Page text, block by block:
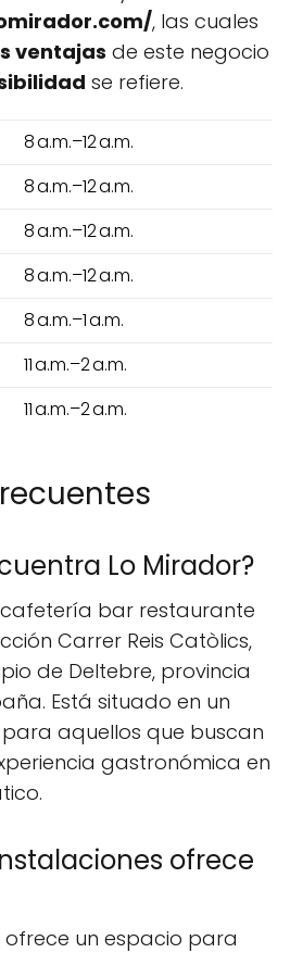
, las cuales
ventajas de este negocio
se refiere.
8 a.m.–12 a.m.
8 a.m.–12 a.m.
8 a.m.–12 a.m.
8 a.m.–12 a.m.
8 a.m.–1 a.m.
11 a.m.–2 a.m.
11 a.m.–2 a.m.
Lo Mirador?
cafetería bar restaurante
Carrer Reis Catòlics,
de Deltebre, provincia
Está situado en un
aquellos que buscan
gastronómica en
ofrece
ofrece un espacio para